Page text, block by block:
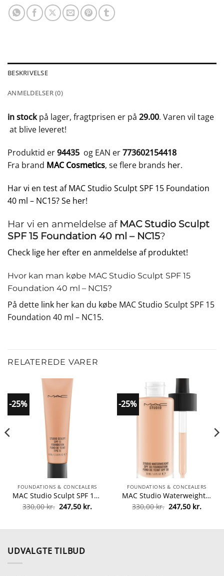
BESKRIVELSE
ANMELDELSER (0)
in stockpå lager, fragtprisen er på 29.00. Varen vil tage
at blive leveret!
Produktid er94435 og EAN er773602154418
Fra brand MAC Cosmetics, se flere brands her.
Har vi en test af MAC Studio Sculpt SPF 15 Foundation
40 ml – NC15? Se her!
Har vi en anmeldelse af MAC Studio Sculpt
SPF 15 Foundation 40 ml – NC15?
Check lige her efter en anmeldelse af produktet!
Hvor kan man købe MAC Studio Sculpt SPF 15
Foundation 40 ml – NC15?
På dette link her kan du købe MAC Studio Sculpt SPF 15
Foundation 40 ml – NC15.
RELATEREDE VARER
-25%
FOUNDATIONS & CONCEALERS
MAC Studio Sculpt SPF 15 Foundation 40 ml – NW40 fra MAC Cosmetics
330,00kr. Den
oprindelige
330,00 kr..
247,50 kr.Den
247,50 kr..
-25%
FOUNDATIONS & CONCEALERS
MAC Studio Waterweight SPF 30 Foundation 30 ml – NW18 fra MAC Cosmetics
330,00kr. Den
oprindelige
330,00 kr..
247,50 kr.Den
kr..
UDVALGTE TILBUD